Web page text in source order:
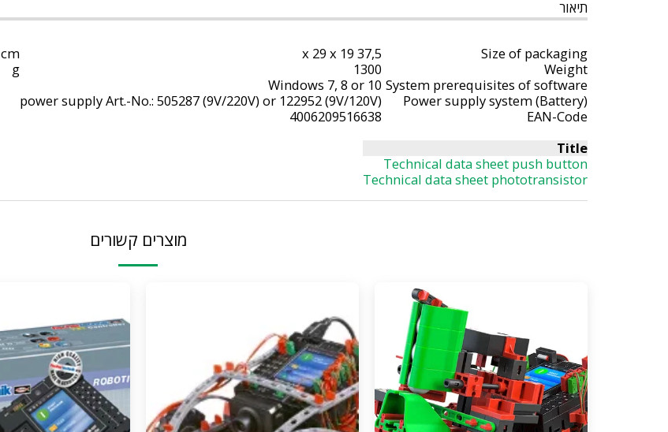
תיאור
Size of packaging
37,5 x 29 x 19
cm
Weight
1300
g
System prerequisites of software
Windows 7, 8 or 10
Power supply system (Battery)
power supply Art.-No.: 505287 (9V/220V) or 122952 (9V/120V)
EAN-Code
4006209516638
Title
Technical data sheet push button
Technical data sheet phototransistor
מוצרים קשורים